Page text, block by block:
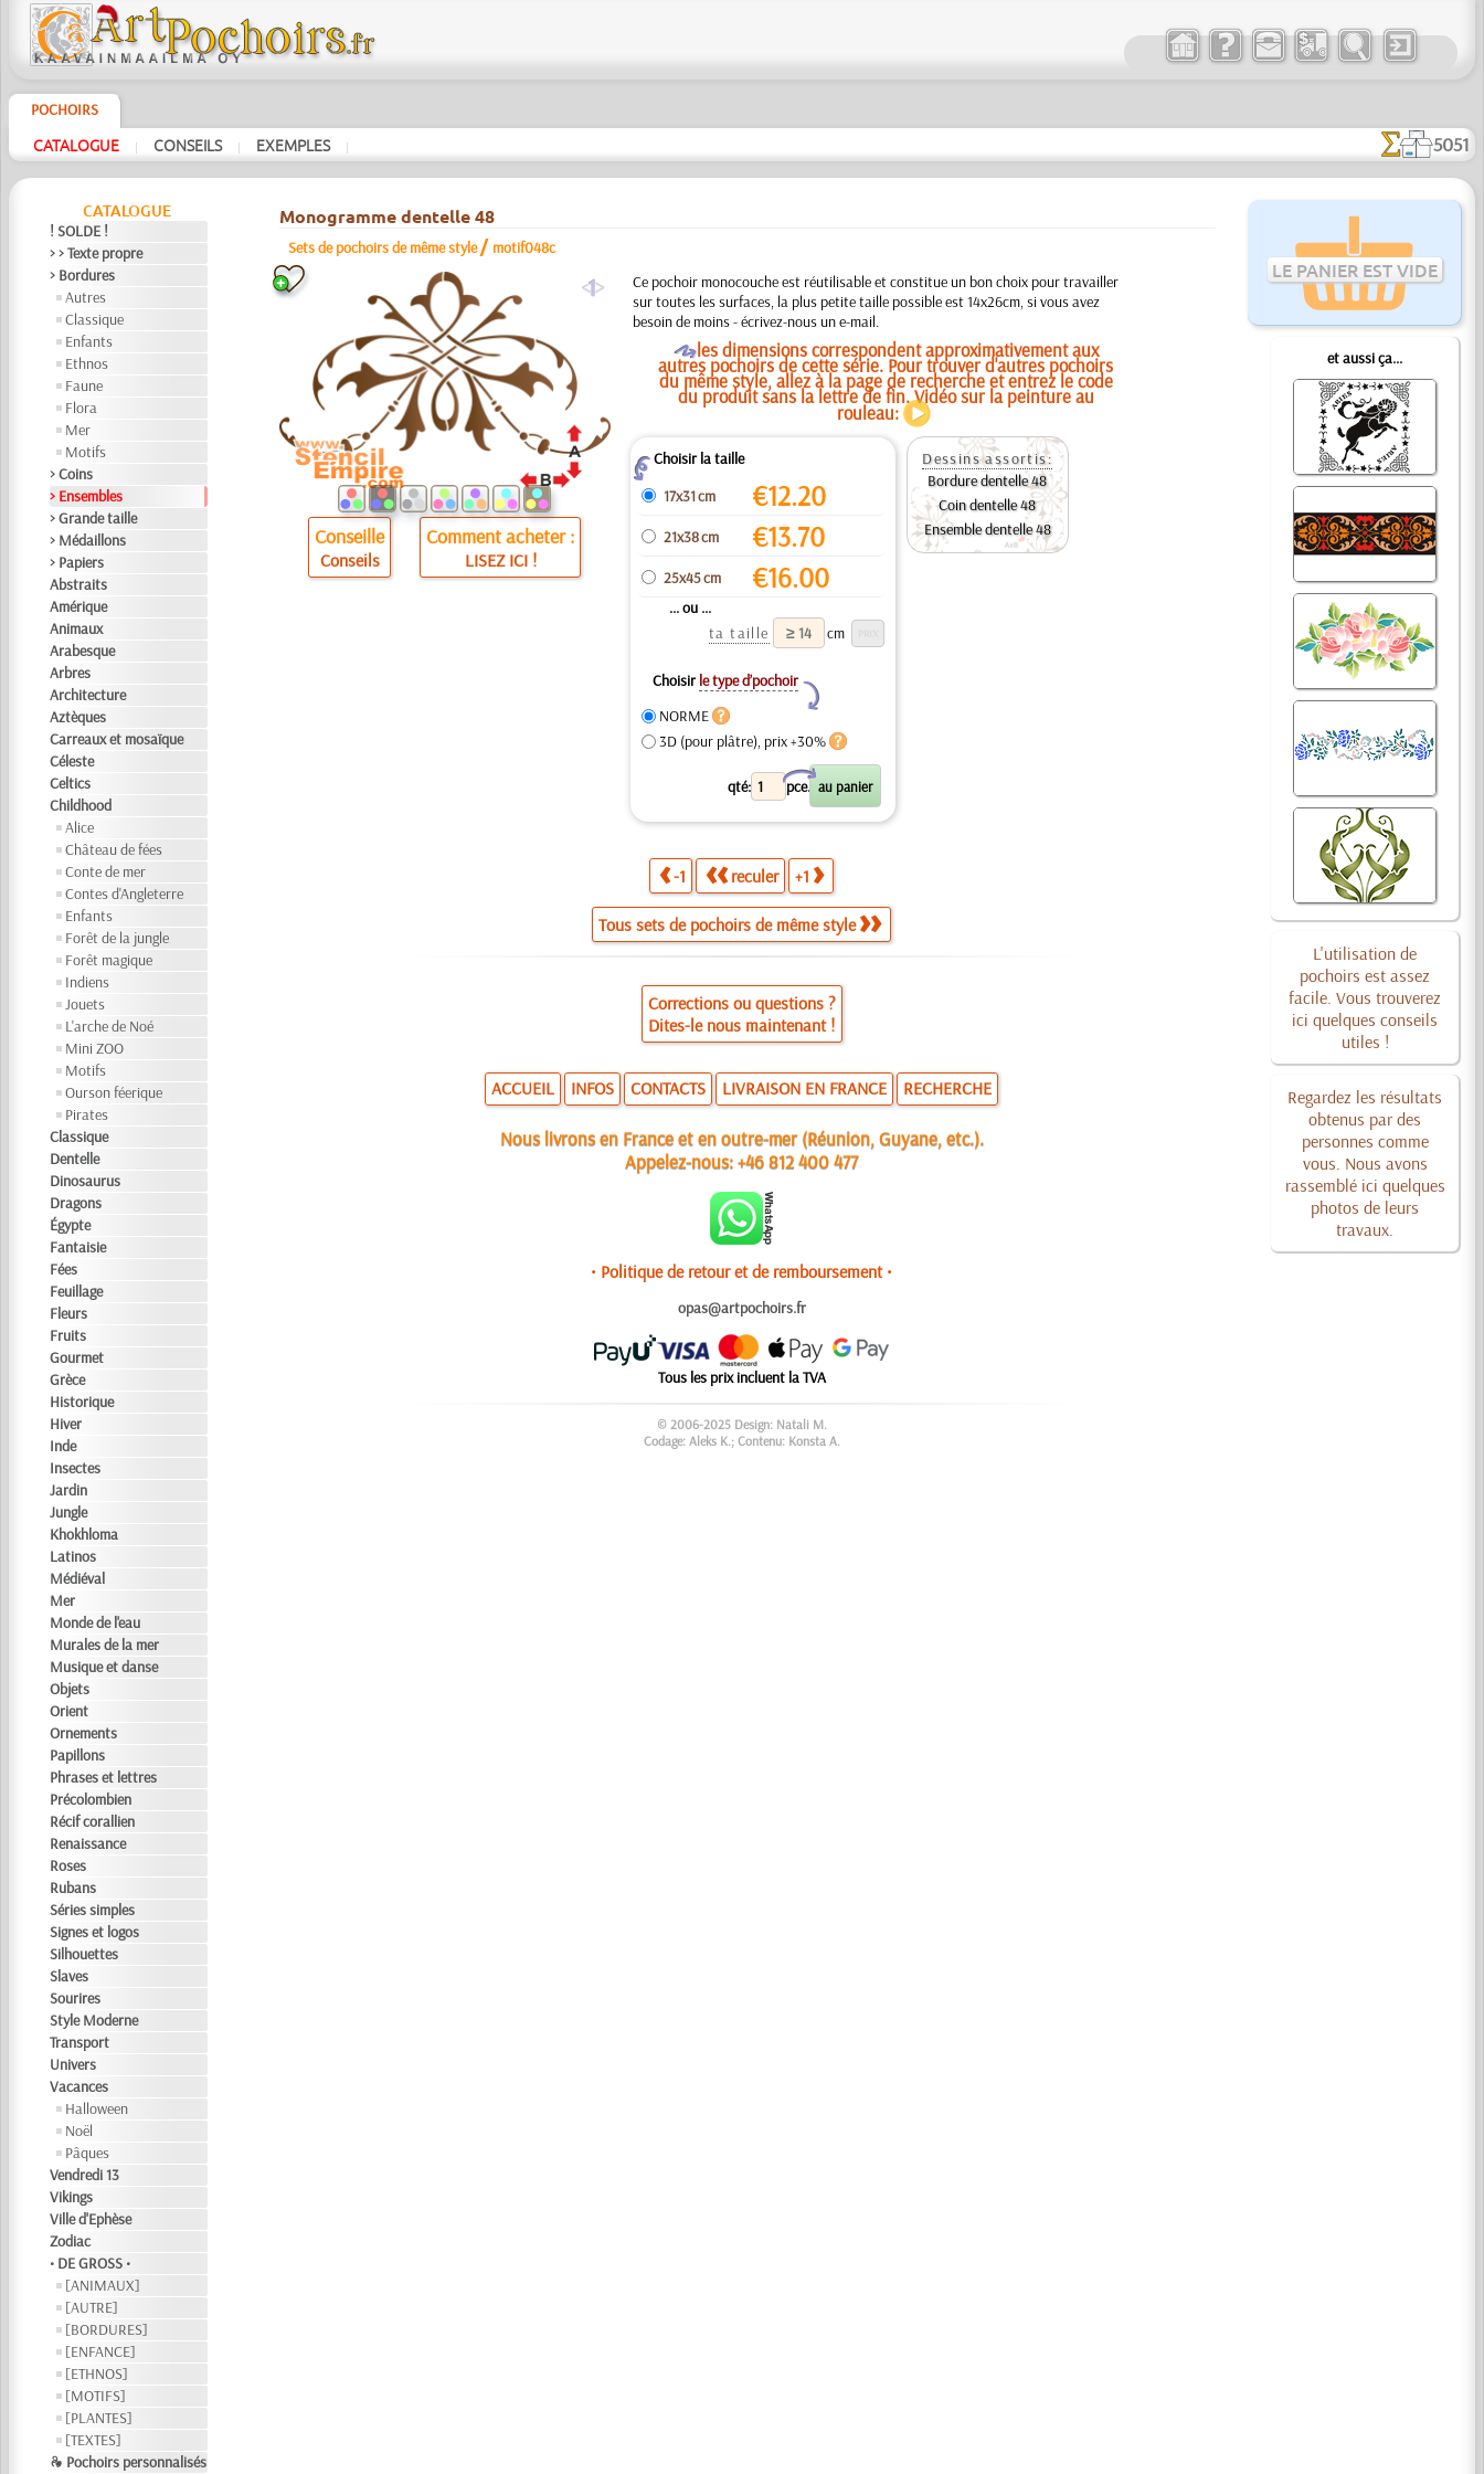
POCHOIRS
CATALOGUE | CONSEILS | EXEMPLES | 5051
CATALOGUE
! SOLDE !
> > Texte propre
> Bordures
Autres
Classique
Enfants
Ethnos
Faune
Flora
Mer
Motifs
> Coins
> Ensembles
> Grande taille
> Médaillons
> Papiers
Abstraits
Amérique
Animaux
Arabesque
Arbres
Architecture
Aztèques
Carreaux et mosaïque
Céleste
Celtics
Childhood
Alice
Château de fées
Conte de mer
Contes d'Angleterre
Enfants
Forêt de la jungle
Forêt magique
Indiens
Jouets
L'arche de Noé
Mini ZOO
Motifs
Ourson féerique
Pirates
Classique
Dentelle
Dinosaurus
Dragons
Égypte
Fantaisie
Fées
Feuillage
Fleurs
Fruits
Gourmet
Grèce
Historique
Hiver
Inde
Insectes
Jardin
Jungle
Khokhloma
Latinos
Médiéval
Mer
Monde de l'eau
Murales de la mer
Musique et danse
Objets
Orient
Ornements
Papillons
Phrases et lettres
Précolombien
Récif corallien
Renaissance
Roses
Rubans
Séries simples
Signes et logos
Silhouettes
Slaves
Sourires
Style Moderne
Transport
Univers
Vacances
Halloween
Noël
Pâques
Vendredi 13
Vikings
Ville d'Ephèse
Zodiac
• DE GROSS •
[ANIMAUX]
[AUTRE]
[BORDURES]
[ENFANCE]
[ETHNOS]
[MOTIFS]
[PLANTES]
[TEXTES]
❧ Pochoirs personnalisés
LE PANIER EST VIDE
et aussi ça...
L'utilisation de
pochoirs est assez
facile. Vous trouverez
ici quelques conseils
utiles !
Regardez les résultats
obtenus par des
personnes comme
vous. Nous avons
rassemblé ici quelques
photos de leurs
travaux.
Monogramme dentelle 48
Sets de pochoirs de même style / motif048c
a
Conseille
Conseils
Comment acheter :
LISEZ ICI !
Ce pochoir monocouche est réutilisable et constitue un bon choix pour travailler
sur toutes les surfaces, la plus petite taille possible est 14x26cm, si vous avez
besoin de moins - écrivez-nous un e-mail.
Oles dimensions correspondent approximativement aux
autres pochoirs de cette série. Pour trouver d'autres pochoirs
du même style, allez à la page de recherche et entrez le code
du produit sans la lettre de fin. Vidéo sur la peinture au
rouleau:
ZChoisir la taille
17x31 cm
€12.20
21x38 cm €13.70
25x45 cm €16.00
... ou ...
ta taille
cm
Choisir le type d’pochoir
Y
NORME
3D (pour plâtre), prix +30%
qté: pce.
X
Dessins assortis:
Bordure dentelle 48
Coin dentelle 48
Ensemble dentelle 48
-1 reculer +1
Tous sets de pochoirs de même style
Corrections ou questions ?
Dites-le nous maintenant !
ACCUEIL INFOS CONTACTS LIVRAISON EN FRANCE RECHERCHE
Nous livrons en France et en outre-mer (Réunion, Guyane, etc.).
Appelez-nous:+46 812 400 477
• Politique de retour et de remboursement •
opas@artpochoirs.fr
Tous les prix incluent la TVA
© 2006-2025 Design: Natali M.
Codage: Aleks K.; Contenu: Konsta A.